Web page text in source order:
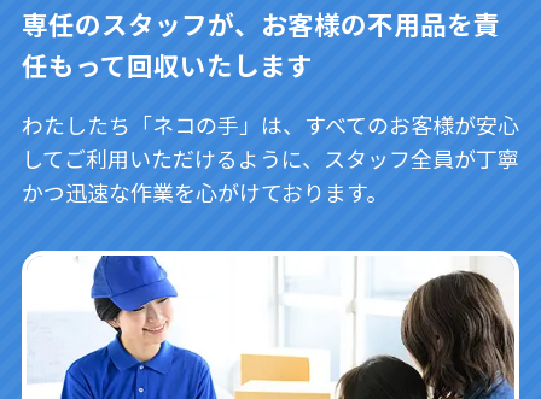
専任のスタッフが、お客様の不用品を責
任もって回収いたします
わたしたち「ネコの手」は、すべてのお客様が安心
してご利用いただけるように、スタッフ全員が丁寧
かつ迅速な作業を心がけております。